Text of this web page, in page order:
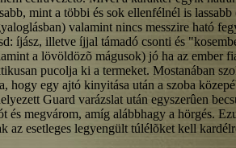
mint a többi és sok ellenfélnél is
valamint nincs messzire ható
íjász, illetve íjjal támadó csonti és
a lövöldözõ mágusok) jó ha az ember
pucolja ki a termeket. Mostanában
hogy egy ajtó kinyitása után a szoba
Guard varázslat után egyszerûen
és megvárom, amíg alábbhagy a hörgés.
az esetleges legyengült túlélõket kell